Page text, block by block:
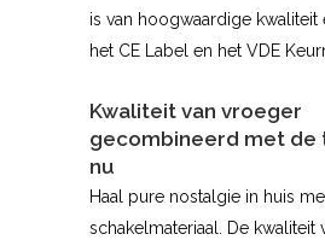
is van hoogwaardige kwaliteit
het CE Label en het VDE
Kwaliteit van vroeger
gecombineerd met de
nu
Haal pure nostalgie in huis
schakelmateriaal. De kwaliteit